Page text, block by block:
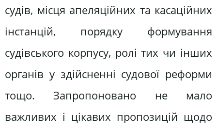
судів, місця апеляційних та ка­саційних
інстанцій, порядку форму­вання
судівського корпусу, ролі тих чи інших
органів у здійсненні судової ре­форми
тощо. Запропоновано не мало
важливих і цікавих пропозицій щодо